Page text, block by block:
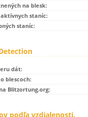
na blesk:
staníc:
staníc:
dát:
blescoch:
Blitzortung.org:
podľa vzdialenosti.